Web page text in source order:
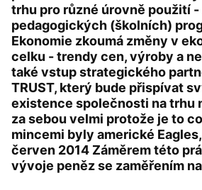
trhu pro různé úrovně použití -
pedagogických (školních)
Ekonomie zkoumá změny v
celku - trendy cen, výroby a
také vstup strategického
TRUST, který bude přispívat
existence společnosti na trhu
za sebou velmi protože je to
mincemi byly americké
červen 2014 Záměrem této
vývoje peněz se zaměřením